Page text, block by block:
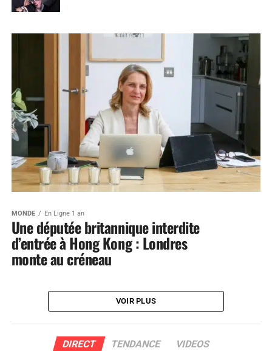
MONDE En Ligne 1 an
Une députée britannique interdite
d’entrée à Hong Kong : Londres
monte au créneau
VOIR PLUS
DIRECT TENDANCE VIDEOS